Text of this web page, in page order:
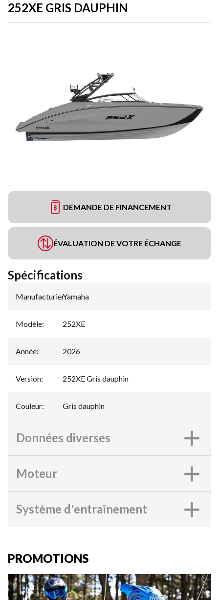
252XE GRIS DAUPHIN
DEMANDE DE FINANCEMENT
ÉVALUATION DE VOTRE ÉCHANGE
Spécifications
Manufacturier:
Yamaha
Modèle: 252XE
Année: 2026
Version: 252XE Gris dauphin
Couleur: Gris dauphin
Données diverses
Moteur
Système d'entraînement
PROMOTIONS